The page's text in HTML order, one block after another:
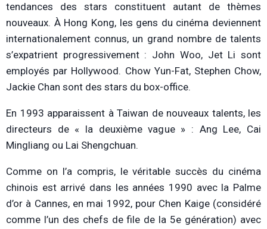
tendances des stars constituent autant de thèmes
nouveaux. À Hong Kong, les gens du cinéma deviennent
internationalement connus, un grand nombre de talents
s’expatrient progressivement : John Woo, Jet Li sont
employés par Hollywood. Chow Yun-Fat, Stephen Chow,
Jackie Chan sont des stars du box-office.
En 1993 apparaissent à Taiwan de nouveaux talents, les
directeurs de « la deuxième vague » : Ang Lee, Cai
Mingliang ou Lai Shengchuan.
Comme on l’a compris, le véritable succès du cinéma
chinois est arrivé dans les années 1990 avec la Palme
d’or à Cannes, en mai 1992, pour Chen Kaige (considéré
comme l’un des chefs de file de la 5e génération) avec